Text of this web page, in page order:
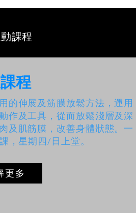
課程
程
的伸展及筋膜放鬆方法，運用
作及工具，從而放鬆淺層及深
及肌筋膜，改善身體狀態。一
，星期四/日上堂。
更多